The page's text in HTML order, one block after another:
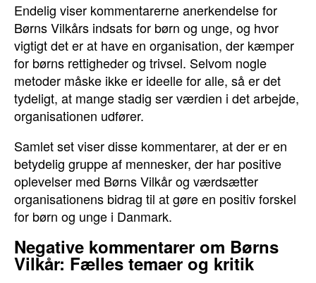
Endelig viser kommentarerne anerkendelse for
Børns Vilkårs indsats for børn og unge, og hvor
vigtigt det er at have en organisation, der kæmper
for børns rettigheder og trivsel. Selvom nogle
metoder måske ikke er ideelle for alle, så er det
tydeligt, at mange stadig ser værdien i det arbejde,
organisationen udfører.
Samlet set viser disse kommentarer, at der er en
betydelig gruppe af mennesker, der har positive
oplevelser med Børns Vilkår og værdsætter
organisationens bidrag til at gøre en positiv forskel
for børn og unge i Danmark.
Negative kommentarer om Børns
Vilkår: Fælles temaer og kritik